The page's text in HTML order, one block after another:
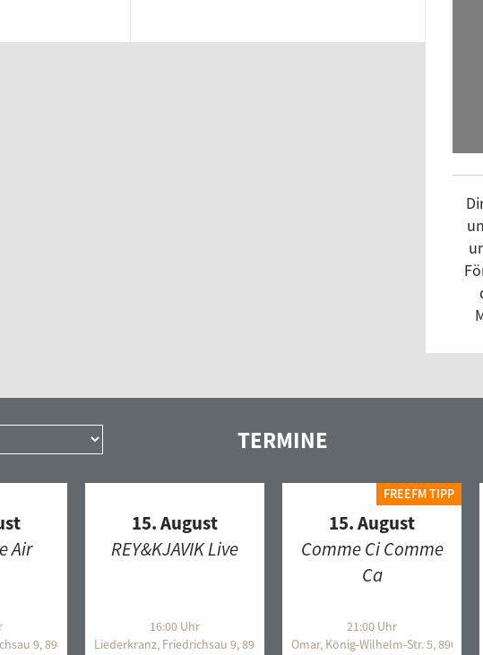
TERMINE
Air
9, 89073 Ulm
15. August
REY&KJAVIK Live
16:00 Uhr
Liederkranz, Friedrichsau 9, 89073 Ulm
15. August
Comme Ci Comme
Ca
21:00 Uhr
Omar, König-Wilhelm-Str. 5, 89073
FREEFM TIPP